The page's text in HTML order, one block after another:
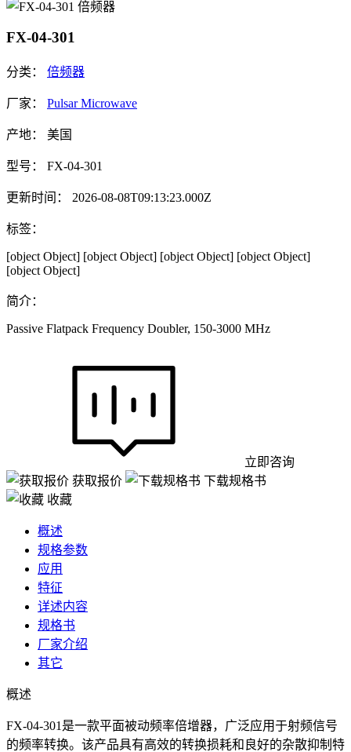
FX-04-301
分类： 倍频器
厂家： Pulsar Microwave
产地： 美国
型号： FX-04-301
更新时间： 2026-08-08T09:13:23.000Z
标签：
[object Object] [object Object] [object Object] [object Object]
[object Object]
简介：
Passive Flatpack Frequency Doubler, 150-3000 MHz
立即咨询
获取报价
下载规格书
收藏
概述
规格参数
应用
特征
详述内容
规格书
厂家介绍
其它
概述
FX-04-301是一款平面被动频率倍增器，广泛应用于射频信号
的频率转换。该产品具有高效的转换损耗和良好的杂散抑制特